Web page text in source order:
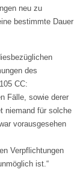
neu zu
bestimmte Dauer
des
CC:
Fälle, sowie derer
niemand für solche
vorausgesehen
Verpflichtungen
ist.“